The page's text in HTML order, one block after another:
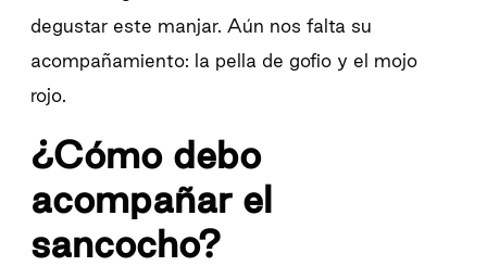
degustar este manjar. Aún nos falta su
acompañamiento: la pella de gofio y el mojo
rojo.
¿Cómo debo
acompañar el
sancocho?